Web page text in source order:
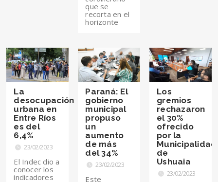
que se
recorta en el
horizonte
La
desocupación
urbana en
Entre Ríos
es del
6,4%
23/02/2023
El Indec dio a
conocer los
indicadores
Paraná: El
gobierno
municipal
propuso
un
aumento
de más
del 34%
23/02/2023
Este
Los
gremios
rechazaron
el 30%
ofrecido
por la
Municipalidad
de
Ushuaia
23/02/2023